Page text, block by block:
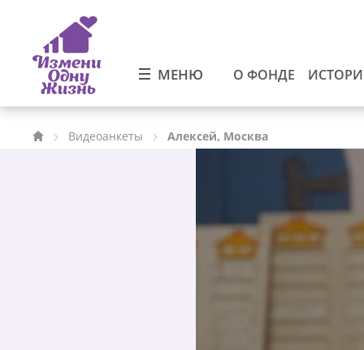
МЕНЮ О ФОНДЕ
Видеоанкеты Алексей, Москва